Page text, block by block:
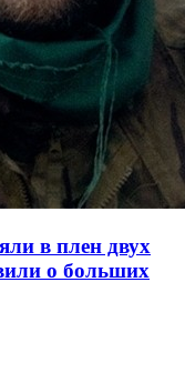
в плен двух
о больших